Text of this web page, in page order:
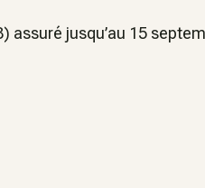
assuré jusqu’au 15